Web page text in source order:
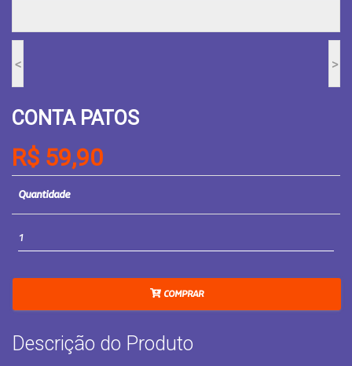
< >
CONTA PATOS
R$ 59,90
Quantidade
COMPRAR
Descrição do Produto